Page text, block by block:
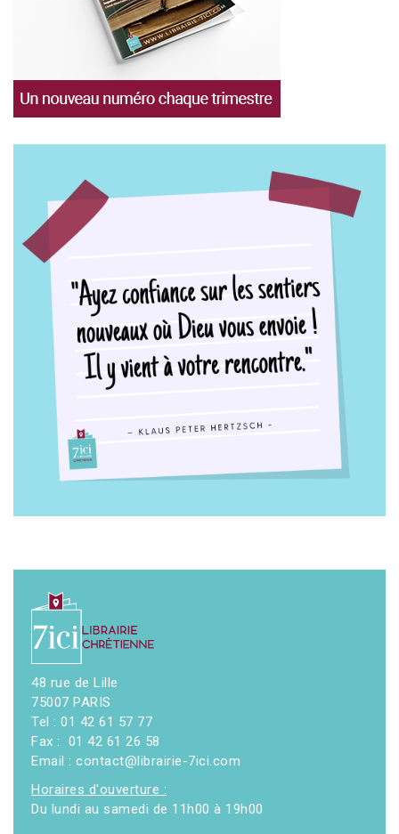
48 rue de Lille
75007 PARIS
Tel : 01 42 61 57 77
Fax : 01 42 61 26 58
Email : contact@librairie-7ici.com
Horaires d'ouverture :
Du lundi au samedi de 11h00 à 19h00